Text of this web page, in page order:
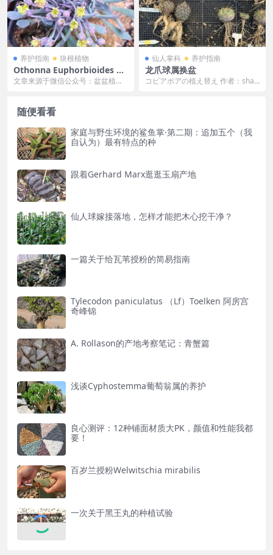
养护指南 块根植物
Othonna Euphorbioides 黑
鬼殿（授粉与养护）
文章来源于微信公众号：盆盆植物
仙人掌科 养护指南
龙爪球属换盆
コピアポアの植え替え 作者：shab
随便看看
家庭与野生环境的鲨鱼掌·第二期：追加五个（我
自认为）最有特点的种
跟着Gerhard Marx逛逛玉扇产地
仙人球嫁接落地，怎样才能把木心挖干净？
一篇关于给瓦苇授粉的简易指南
Tylecodon paniculatus （Lf）Toelken 阿房宫
奇峰锦
A. Rollason的产地考察笔记：青蟹篇
浅谈Cyphostemma葡萄翁属的养护
良心测评：12种铺面材质大PK，颜值和性能我都
要！
百岁兰授粉Welwitschia mirabilis
一次关于黑王丸的种植试验